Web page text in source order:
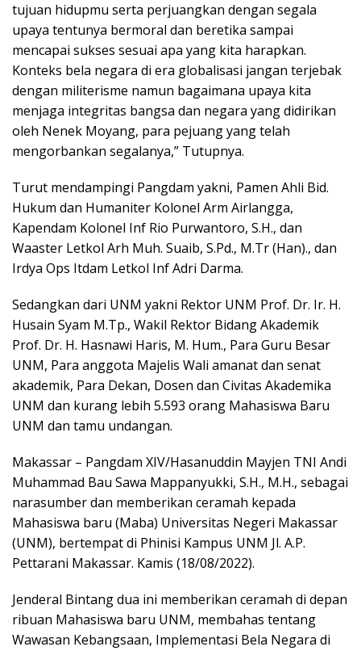
tujuan hidupmu serta perjuangkan dengan segala
upaya tentunya bermoral dan beretika sampai
mencapai sukses sesuai apa yang kita harapkan.
Konteks bela negara di era globalisasi jangan terjebak
dengan militerisme namun bagaimana upaya kita
menjaga integritas bangsa dan negara yang didirikan
oleh Nenek Moyang, para pejuang yang telah
mengorbankan segalanya,” Tutupnya.
Turut mendampingi Pangdam yakni, Pamen Ahli Bid.
Hukum dan Humaniter Kolonel Arm Airlangga,
Kapendam Kolonel Inf Rio Purwantoro, S.H., dan
Waaster Letkol Arh Muh. Suaib, S.Pd., M.Tr (Han)., dan
Irdya Ops Itdam Letkol Inf Adri Darma.
Sedangkan dari UNM yakni Rektor UNM Prof. Dr. Ir. H.
Husain Syam M.Tp., Wakil Rektor Bidang Akademik
Prof. Dr. H. Hasnawi Haris, M. Hum., Para Guru Besar
UNM, Para anggota Majelis Wali amanat dan senat
akademik, Para Dekan, Dosen dan Civitas Akademika
UNM dan kurang lebih 5.593 orang Mahasiswa Baru
UNM dan tamu undangan.
Makassar – Pangdam XIV/Hasanuddin Mayjen TNI Andi
Muhammad Bau Sawa Mappanyukki, S.H., M.H., sebagai
narasumber dan memberikan ceramah kepada
Mahasiswa baru (Maba) Universitas Negeri Makassar
(UNM), bertempat di Phinisi Kampus UNM Jl. A.P.
Pettarani Makassar. Kamis (18/08/2022).
Jenderal Bintang dua ini memberikan ceramah di depan
ribuan Mahasiswa baru UNM, membahas tentang
Wawasan Kebangsaan, Implementasi Bela Negara di